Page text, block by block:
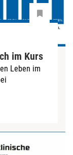
im Kurs
Leben im